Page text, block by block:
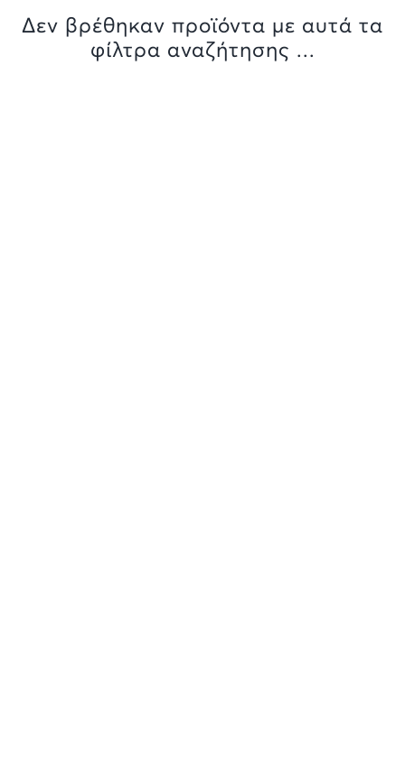
Δεν βρέθηκαν προϊόντα με αυτά τα
φίλτρα αναζήτησης ...